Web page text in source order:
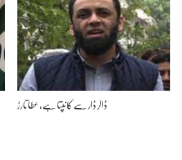
ڈالر ڈار سے کانپتا ہے، عطا تارڑ